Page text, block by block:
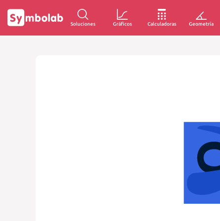
Soluciones Gráficos Calculadoras Geometría